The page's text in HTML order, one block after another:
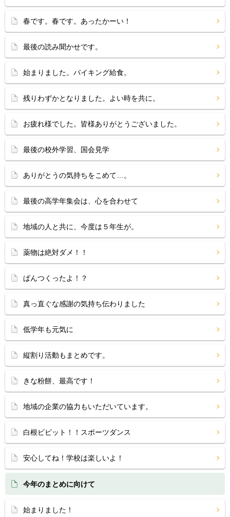
春です。春です。あったかーい！
最後の読み聞かせです。
始まりました。バイキング給食。
残りわずかとなりました。よい時を共に。
お疲れ様でした。皆様ありがとうございました。
最後の校外学習、国会見学
ありがとうの気持ちをこめて…。
最後の高学年集会は、心を合わせて
地域の人と共に、今度は５年生が。
薬物は絶対ダメ！！
ぱんつくったよ！？
真っ直ぐな感謝の気持ち伝わりました
低学年も元気に
縦割り活動もまとめです。
きな粉餅、最高です！
地域の企業の協力もいただいています。
白根ビビット！！スポーツダンス
安心してね！学校は楽しいよ！
今年のまとめに向けて
始まりました！